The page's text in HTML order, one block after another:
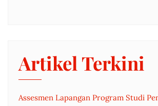
Artikel Terkini
Assesmen Lapangan Program Studi